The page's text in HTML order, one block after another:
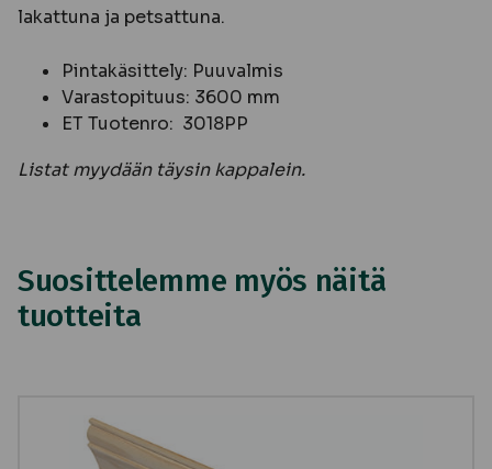
lakattuna ja petsattuna.
Pintakäsittely: Puuvalmis
Varastopituus: 3600 mm
ET Tuotenro: 3018PP
Listat myydään täysin kappalein.
Suosittelemme myös näitä
tuotteita